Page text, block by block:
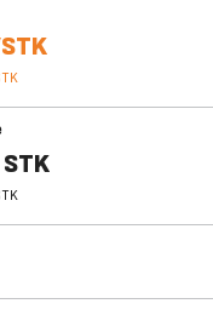
STK
STK